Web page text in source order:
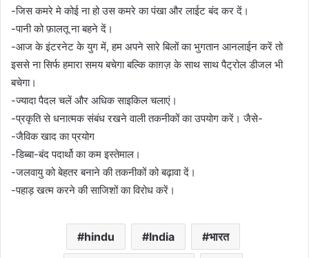
-जिस कमरे मे कोई ना हो उस कमरे का पंखा और लाईट बंद कर दें।
-पानी को फ़ालतू ना बहने दें।
-आज के इंटरनेट के युग में, हम अपने सारे बिलों का भुगतान आनलाईन करें तो
इससे ना सिर्फ हमारा समय बचेगा बल्कि काग़ज़ के साथ साथ पैट्रोल डीजल भी
बचेगा।
-ज्यादा पैदल चलें और अधिक साइकिल चलाएं।
-प्रकृति से धनात्मक संबंध रखने वाली तकनीकों का उपयोग करें। जैसे-
-जैविक खाद का प्रयोग
-डिब्बा-बंद पदार्थो का कम इस्तेमाल।
-जलवायु को बेहतर बनाने की तकनीकों को बढ़ावा दें।
-पहाड़ खत्म करने की साजिशों का विरोध करें।
hindu India भारत